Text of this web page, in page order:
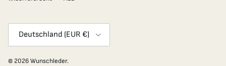
Deutschland (EUR €)
© 2026Wunschleder.